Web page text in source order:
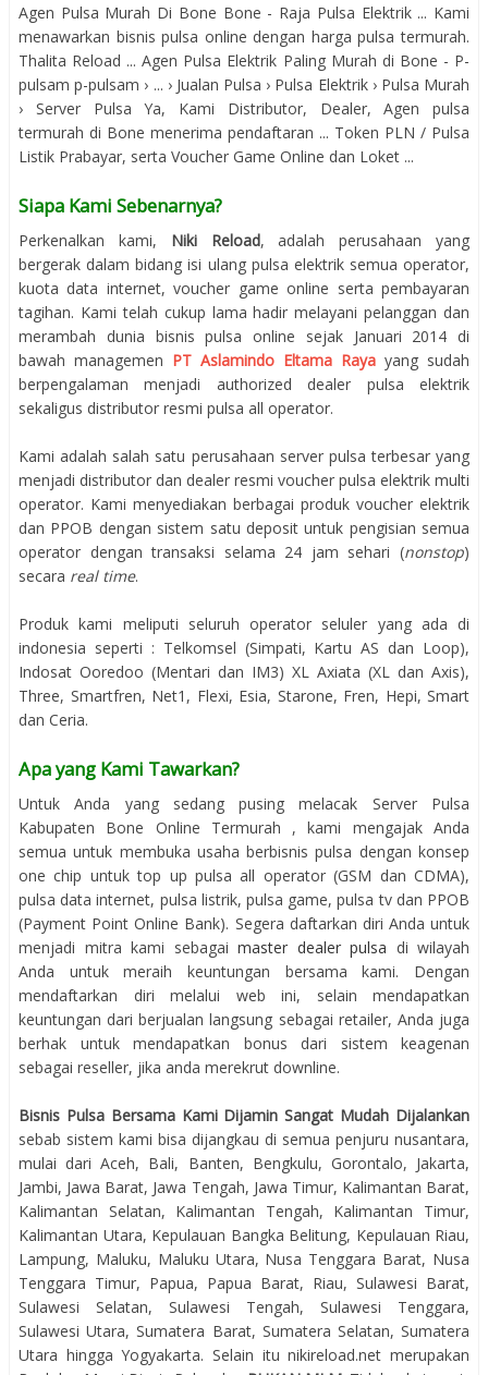
Agen Pulsa Murah Di Bone Bone - Raja Pulsa Elektrik ... Kami
menawarkan bisnis pulsa online dengan harga pulsa termurah.
Thalita Reload ... Agen Pulsa Elektrik Paling Murah di Bone - P-
pulsam p-pulsam › ... › Jualan Pulsa › Pulsa Elektrik › Pulsa Murah
› Server Pulsa Ya, Kami Distributor, Dealer, Agen pulsa
termurah di Bone menerima pendaftaran ... Token PLN / Pulsa
Listik Prabayar, serta Voucher Game Online dan Loket ...
Siapa Kami Sebenarnya?
Perkenalkan kami, Niki Reload, adalah perusahaan yang
bergerak dalam bidang isi ulang pulsa elektrik semua operator,
kuota data internet, voucher game online serta pembayaran
tagihan. Kami telah cukup lama hadir melayani pelanggan dan
merambah dunia bisnis pulsa online sejak Januari 2014 di
bawah managemen PT Aslamindo Eltama Raya yang sudah
berpengalaman menjadi authorized dealer pulsa elektrik
sekaligus distributor resmi pulsa all operator.
Kami adalah salah satu perusahaan server pulsa terbesar yang
menjadi distributor dan dealer resmi voucher pulsa elektrik multi
operator. Kami menyediakan berbagai produk voucher elektrik
dan PPOB dengan sistem satu deposit untuk pengisian semua
operator dengan transaksi selama 24 jam sehari (nonstop)
secara real time.
Produk kami meliputi seluruh operator seluler yang ada di
indonesia seperti : Telkomsel (Simpati, Kartu AS dan Loop),
Indosat Ooredoo (Mentari dan IM3) XL Axiata (XL dan Axis),
Three, Smartfren, Net1, Flexi, Esia, Starone, Fren, Hepi, Smart
dan Ceria.
Apa yang Kami Tawarkan?
Untuk Anda yang sedang pusing melacak Server Pulsa
Kabupaten Bone Online Termurah , kami mengajak Anda
semua untuk membuka usaha berbisnis pulsa dengan konsep
one chip untuk top up pulsa all operator (GSM dan CDMA),
pulsa data internet, pulsa listrik, pulsa game, pulsa tv dan PPOB
(Payment Point Online Bank). Segera daftarkan diri Anda untuk
menjadi mitra kami sebagai master dealer pulsa di wilayah
Anda untuk meraih keuntungan bersama kami. Dengan
mendaftarkan diri melalui web ini, selain mendapatkan
keuntungan dari berjualan langsung sebagai retailer, Anda juga
berhak untuk mendapatkan bonus dari sistem keagenan
sebagai reseller, jika anda merekrut downline.
Bisnis Pulsa Bersama Kami Dijamin Sangat Mudah Dijalankan
sebab sistem kami bisa dijangkau di semua penjuru nusantara,
mulai dari Aceh, Bali, Banten, Bengkulu, Gorontalo, Jakarta,
Jambi, Jawa Barat, Jawa Tengah, Jawa Timur, Kalimantan Barat,
Kalimantan Selatan, Kalimantan Tengah, Kalimantan Timur,
Kalimantan Utara, Kepulauan Bangka Belitung, Kepulauan Riau,
Lampung, Maluku, Maluku Utara, Nusa Tenggara Barat, Nusa
Tenggara Timur, Papua, Papua Barat, Riau, Sulawesi Barat,
Sulawesi Selatan, Sulawesi Tengah, Sulawesi Tenggara,
Sulawesi Utara, Sumatera Barat, Sumatera Selatan, Sumatera
Utara hingga Yogyakarta. Selain itu nikireload.net merupakan